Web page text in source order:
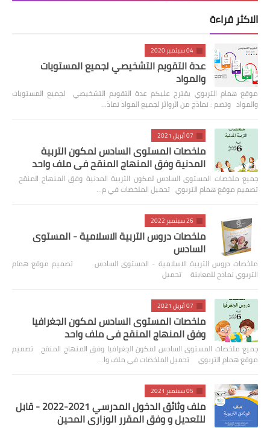
الاكثر قراءة
04 سبتمبر 2020
عدة التقويم التشخيصي لجميع المستويات
والمواد
موقع همام التربوي يقترح عليكم عدة التقويم التشخيصي لجميع المستويات
والمواد وتضم : نماذج من الروائز لجميع المواد نماذ…
07 أبريل 2021
ملخصات المستوى السادس لمكون التربية
المدنية وفق المنهاج المنقح في ملف واحد
جميع ملخصات المستوى السادس لمكون التربية المدنية وفق المنهاج المنقح
تصميم موقع همام التربوي تحميل الملخصات في م…
26 سبتمبر 2022
ملخصات دروس التربية الاسلامية - المستوى
السادس
ملخصات دروس التربية الاسلامية - المستوى السادس تصميم موقع همام
التربوي نماذج للمعاينة تحميل
07 أبريل 2021
ملخصات المستوى السادس لمكون الجغرافيا
وفق المنهاج المنقح في ملف واحد
جميع ملخصات المستوى السادس لمكون الجغرافيا وفق المنهاج المنقح تصميم
موقع همام التربوي تحميل الملخصات في ملف وا…
05 سبتمبر 2021
ملف وثائق الدخول المدرسي 2021-2022 - قابل
للتعديل و وفق المقرر الوزاري المحين